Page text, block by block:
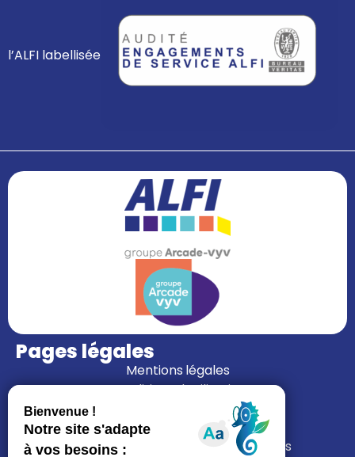
l’ALFI labellisée
Pages légales
Mentions légales
Conditions d’utilisation
Gérer mes cookies
Politiques de protection des données